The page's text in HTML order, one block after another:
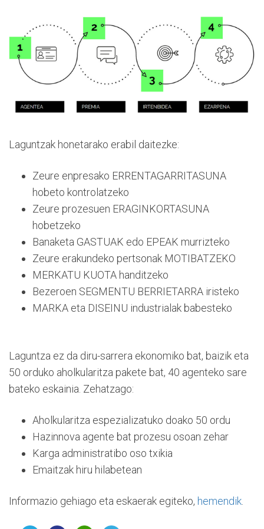
Laguntzak honetarako erabil daitezke:
Zeure enpresako ERRENTAGARRITASUNA
hobeto kontrolatzeko
Zeure prozesuen ERAGINKORTASUNA
hobetzeko
Banaketa GASTUAK edo EPEAK murrizteko
Zeure erakundeko pertsonak MOTIBATZEKO
MERKATU KUOTA handitzeko
Bezeroen SEGMENTU BERRIETARRA iristeko
MARKA eta DISEINU industrialak babesteko
Laguntza ez da diru-sarrera ekonomiko bat, baizik eta
50 orduko aholkularitza pakete bat, 40 agenteko sare
bateko eskainia. Zehatzago:
Aholkularitza espezializatuko doako 50 ordu
Hazinnova agente bat prozesu osoan zehar
Karga administratibo oso txikia
Emaitzak hiru hilabetean
Informazio gehiago eta eskaerak egiteko, hemendik